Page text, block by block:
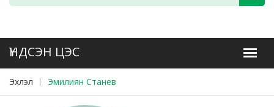
Эхлэл Эмилиян Станев